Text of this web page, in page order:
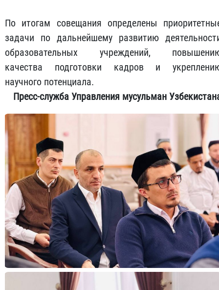
По итогам совещания определены
задачи по дальнейшему развитию
образовательных учреждений,
качества подготовки кадров и
научного потенциала.
Пресс-служба Управления мусульман